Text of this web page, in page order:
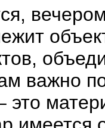
важно